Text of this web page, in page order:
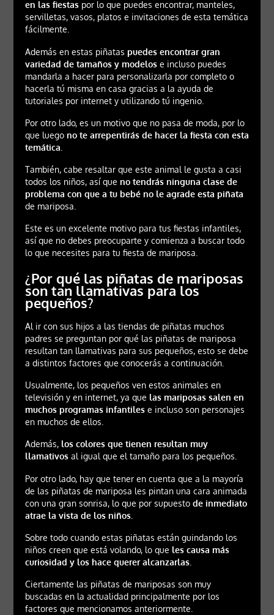
en las fiestaspor lo que puedes encontrar, manteles,
servilletas, vasos, platos e invitaciones de esta temática
fácilmente.
Además en estas piñatas puedes encontrar gran
variedad de tamaños y modelose incluso puedes
mandarla a hacer para personalizarla por completo o
hacerla tú misma en casa gracias a la ayuda de
tutoriales por internet y utilizando tú ingenio.
Por otro lado, es un motivo que no pasa de moda, por lo
que luego no te arrepentirás de hacer la fiesta con esta
temática.
También, cabe resaltar que este animal le gusta a casi
todos los niños, así que no tendrás ninguna clase de
problema con que a tu bebé no le agrade esta piñata
de mariposa.
Este es un excelente motivo para tus fiestas infantiles,
así que no debes preocuparte y comienza a buscar todo
lo que necesites para tu fiesta de mariposa.
¿Por qué las piñatas de mariposas
son tan llamativas para los
pequeños?
Al ir con sus hijos a las tiendas de piñatas muchos
padres se preguntan por qué las piñatas de mariposa
resultan tan llamativas para sus pequeños, esto se debe
a distintos factores que conocerás a continuación.
Usualmente, los pequeños ven estos animales en
televisión y en internet, ya que las mariposas salen en
muchos programas infantilese incluso son personajes
en muchos de ellos.
Además, los colores que tienen resultan muy
llamativosal igual que el tamaño para los pequeños.
Por otro lado, hay que tener en cuenta que a la mayoría
de las piñatas de mariposa les pintan una cara animada
con una gran sonrisa, lo que por supuesto de inmediato
atrae la vista de los niños.
Sobre todo cuando estas piñatas están guindando los
niños creen que está volando, lo que les causa más
curiosidad y los hace querer alcanzarlas.
Ciertamente las piñatas de mariposas son muy
buscadas en la actualidad principalmente por los
factores que mencionamos anteriormente.